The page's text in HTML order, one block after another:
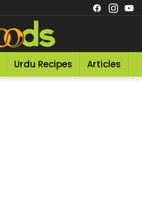
Urdu Recipes Articles